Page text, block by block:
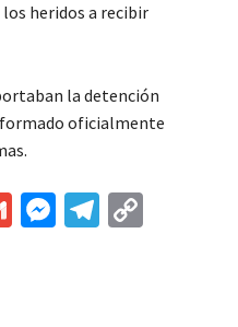
heridos a recibir
la detención
oficialmente
G
M Te